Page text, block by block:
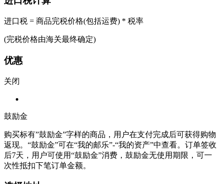
进口税 = 商品完税价格(包括运费) * 税率
(完税价格由海关最终确定)
优惠
关闭
鼓励金
购买标有”鼓励金”字样的商品，用户在支付完成后可获得购物
返现。“鼓励金”可在“我的邮乐”-“我的资产”中查看。订单签收
后7天，用户可使用“鼓励金”消费，鼓励金无使用期限，可一
次性抵扣下笔订单金额。